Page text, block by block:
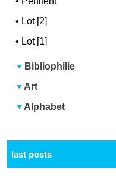
• Lot [2]
• Lot [1]
Bibliophilie
Art
Alphabet
last posts